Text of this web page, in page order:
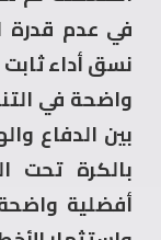
في عدم قدرة
نسق أداء
واضحة في
بين الدفاع
بالكرة تحت
أفضلية